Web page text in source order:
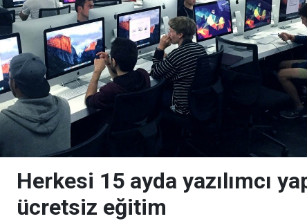
Herkesi 15 ayda yazılımcı
ücretsiz eğitim